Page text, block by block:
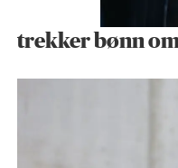
trekker bønn